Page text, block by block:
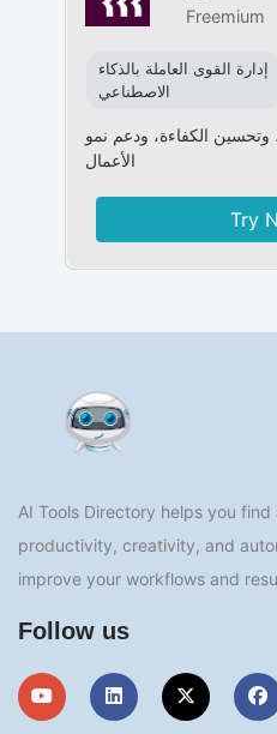
Freemium
إدارة القوى العاملة بالذكاء
الاصطناعي
وتحسين الكفاءة، ودعم نمو
الأعمال
Try
AI Tools Directory helps you
productivity, creativity, and
improve your workflows and
Follow us